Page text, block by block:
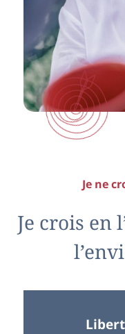
Je ne
Je crois en